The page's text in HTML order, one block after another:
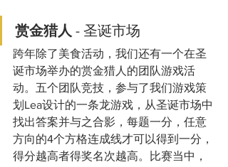
赏金猎人 - 圣诞市场
跨年除了美食活动，我们还有一个在圣
诞市场举办的赏金猎人的团队游戏活
动。五个团队竞技，参与了我们游戏策
划Lea设计的一条龙游戏，从圣诞市场中
找出答案并与之合影，每题一分，任意
方向的4个方格连成线才可以得到一分，
得分越高者得奖名次越高。比赛当中，